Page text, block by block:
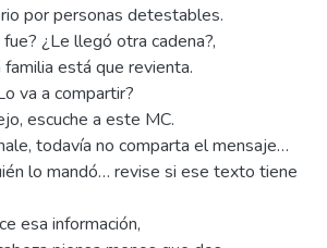
por personas detestables.
¿Le llegó otra cadena?,
está que revienta.
va a compartir?
escuche a este MC.
todavía no comparta el mensaje…
lo mandó… revise si ese texto tiene
esa información,